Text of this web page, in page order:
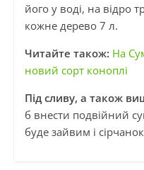
його у воді, на відро
кожне дерево 7 л.
Читайте також: На
новий сорт коноплі
Під сливу, а також
б внести подвійний
буде зайвим і